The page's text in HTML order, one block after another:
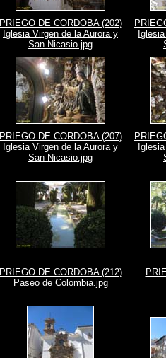
PRIEGO DE CORDOBA (202)
Iglesia Virgen de la Aurora y
San Nicasio.jpg
PRIEGO DE CORDOBA (207)
Iglesia Virgen de la Aurora y
San Nicasio.jpg
PRIEGO DE CORDOBA (212)
Paseo de Colombia.jpg